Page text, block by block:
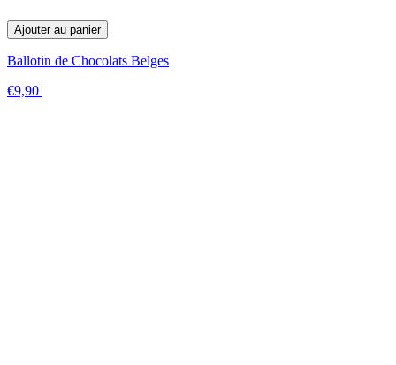
Ajouter au panier
Ballotin de Chocolats Belges
€9,90